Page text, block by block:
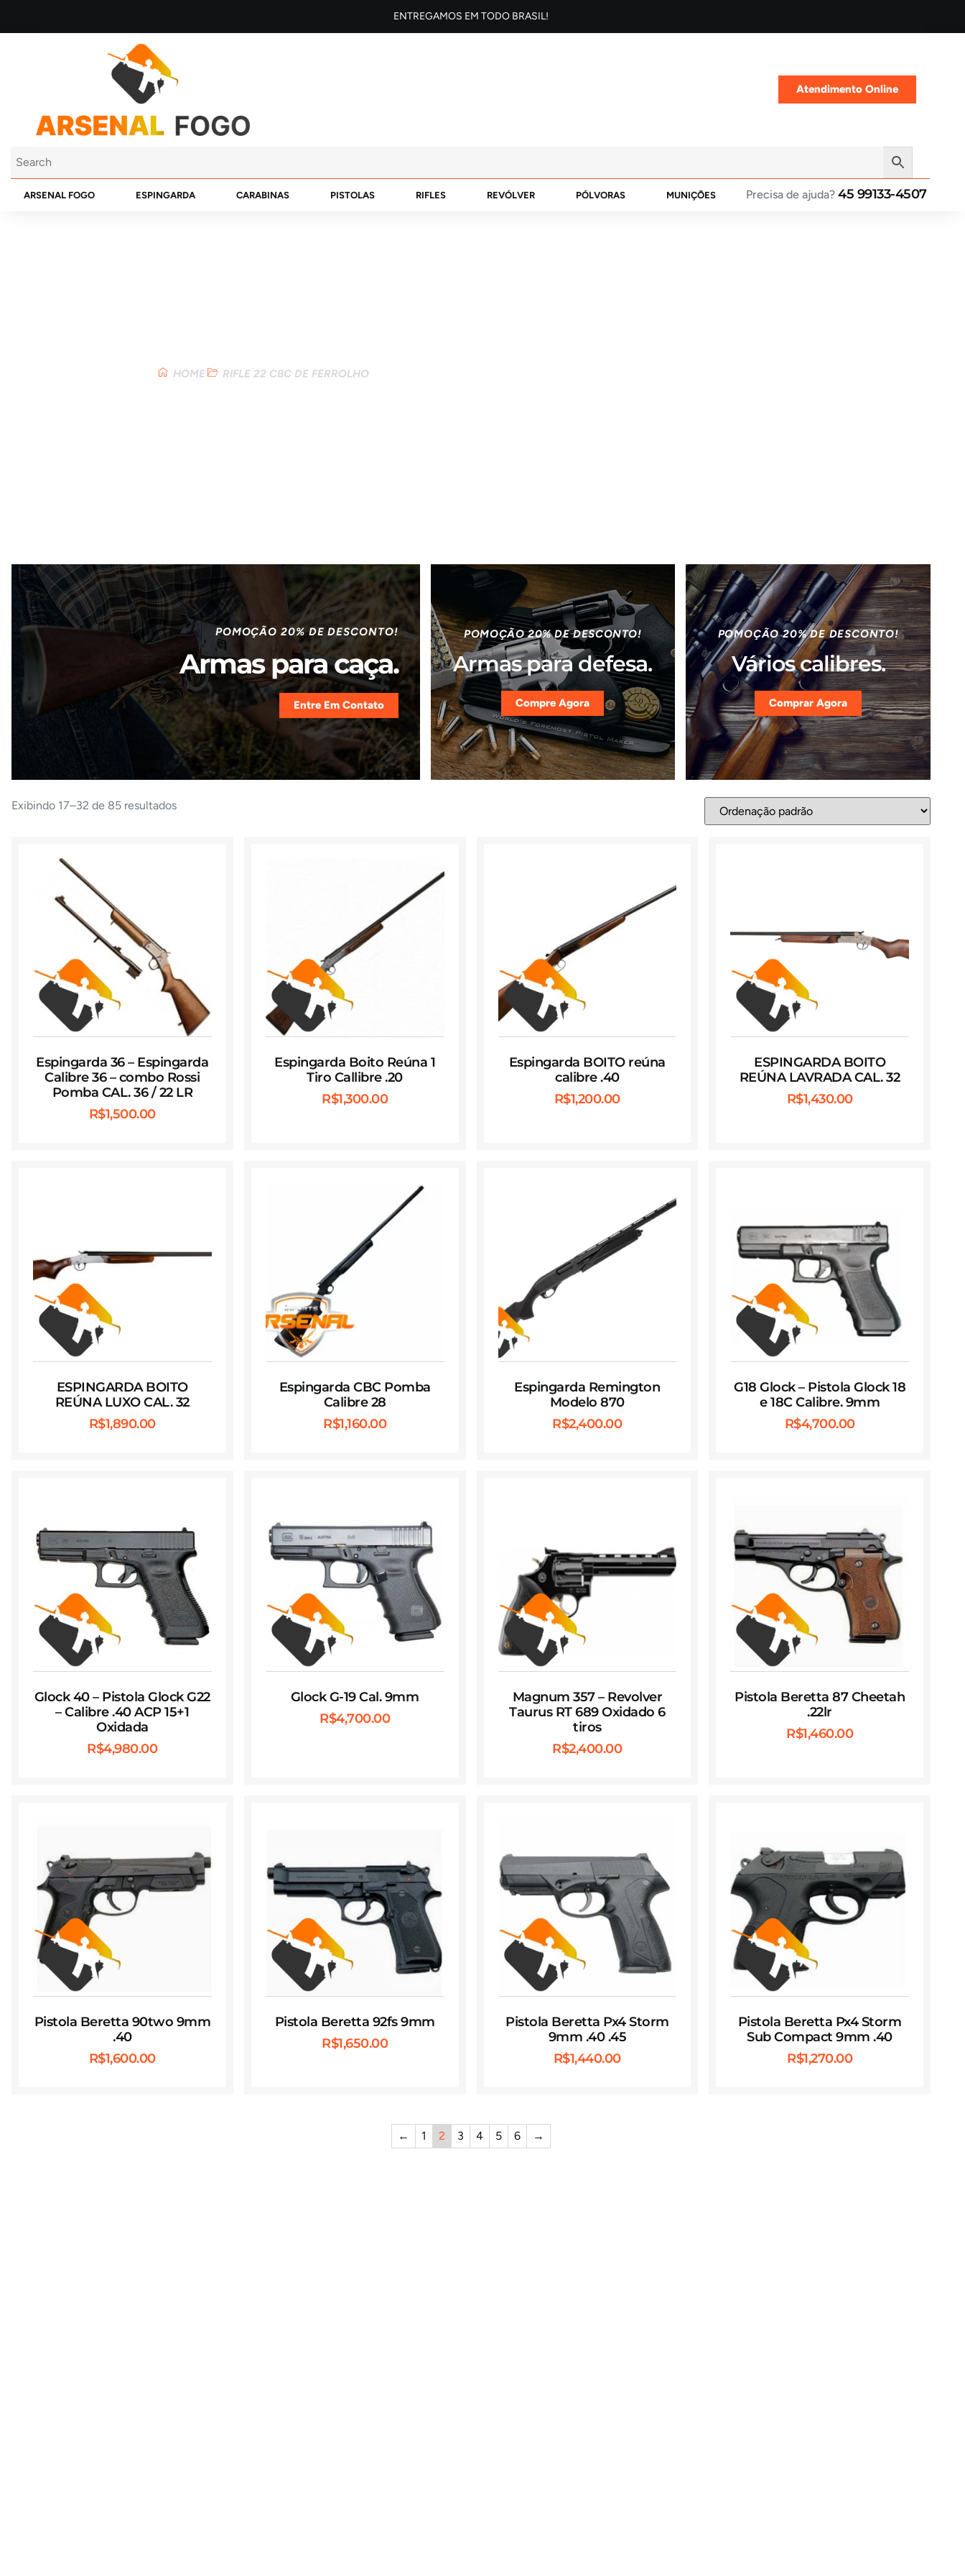
ENTREGAMOS EM TODO BRASIL!
Atendimento Online
ARSENAL FOGO ESPINGARDA CARABINAS PISTOLAS RIFLES REVÓLVER PÓLVORAS MUNIÇÕES Precisa de ajuda? 45 99133-4507
HOME RIFLE 22 CBC DE FERROLHO
POMOÇÃO 20% DE DESCONTO!
Armas para caça.
Entre Em Contato
POMOÇÃO 20% DE DESCONTO!
Armas para defesa.
Compre Agora
POMOÇÃO 20% DE DESCONTO!
Vários calibres.
Comprar Agora
Exibindo 17–32 de 85 resultados
Espingarda 36 – Espingarda
Calibre 36 – combo Rossi
Pomba CAL. 36 / 22 LR
R$1,500.00
Espingarda Boito Reúna 1
Tiro Callibre .20
R$1,300.00
Espingarda BOITO reúna
calibre .40
R$1,200.00
ESPINGARDA BOITO
REÚNA LAVRADA CAL. 32
R$1,430.00
ESPINGARDA BOITO
REÚNA LUXO CAL. 32
R$1,890.00
Espingarda CBC Pomba
Calibre 28
R$1,160.00
Espingarda Remington
Modelo 870
R$2,400.00
G18 Glock – Pistola Glock 18
e 18C Calibre. 9mm
R$4,700.00
Glock 40 – Pistola Glock G22
– Calibre .40 ACP 15+1
Oxidada
R$4,980.00
Glock G-19 Cal. 9mm
R$4,700.00
Magnum 357 – Revolver
Taurus RT 689 Oxidado 6
tiros
R$2,400.00
Pistola Beretta 87 Cheetah
.22lr
R$1,460.00
Pistola Beretta 90two 9mm
.40
R$1,600.00
Pistola Beretta 92fs 9mm
R$1,650.00
Pistola Beretta Px4 Storm
9mm .40 .45
R$1,440.00
Pistola Beretta Px4 Storm
Sub Compact 9mm .40
R$1,270.00
← 1 2 3 4 5 6 →